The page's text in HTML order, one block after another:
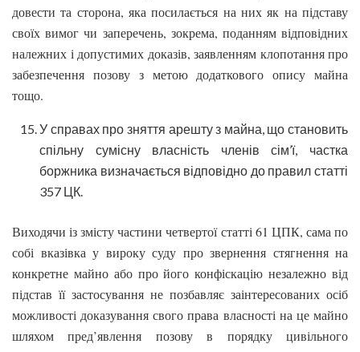
довести та сторона, яка посилається на них як на підставу
своїх вимог чи заперечень, зокрема, поданням відповідних
належних і допустимих доказів, заявленням клопотання про
забезпечення позову з метою додаткового опису майна
тощо.
У справах про зняття арешту з майна, що становить
спільну сумісну власність членів сім’ї, частка
боржника визначається відповідно до правил статті
357 ЦК.
Виходячи із змісту частини четвертої статті 61 ЦПК, сама по
собі вказівка у вироку суду про звернення стягнення на
конкретне майно або про його конфіскацію незалежно від
підстав її застосування не позбавляє заінтересованих осіб
можливості доказування свого права власності на це майно
шляхом пред’явлення позову в порядку цивільного